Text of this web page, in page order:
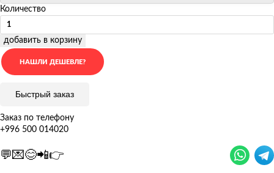
Количество
добавить в корзину
Быстрый заказ
Заказ по телефону
+996 500 014020
💬💌😊📲👉